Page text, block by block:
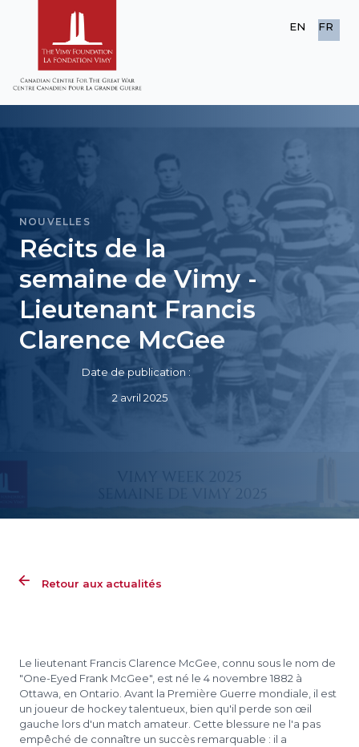
EN FR
NOUVELLES
Récits de la
semaine de Vimy -
Lieutenant Francis
Clarence McGee
Date de publication :
2 avril 2025
Retour aux actualités
Le lieutenant Francis Clarence McGee, connu sous le nom de
"One-Eyed Frank McGee", est né le 4 novembre 1882 à
Ottawa, en Ontario. Avant la Première Guerre mondiale, il est
un joueur de hockey talentueux, bien qu'il perde son œil
gauche lors d'un match amateur. Cette blessure ne l'a pas
empêché de connaître un succès remarquable : il a